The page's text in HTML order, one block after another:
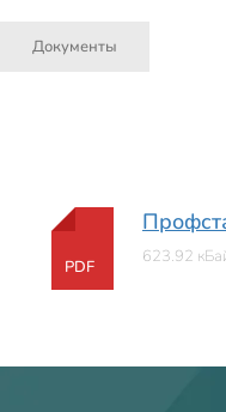
Документы
PDF 623.92